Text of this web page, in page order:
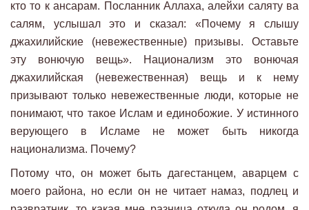
кто то к ансарам. Посланник Аллаха, алейхи саляту ва
салям, услышал это и сказал: «Почему я слышу
джахилийские (невежественные) призывы. Оставьте
эту вонючую вещь». Национализм это вонючая
джахилийская (невежественная) вещь и к нему
призывают только невежественные люди, которые не
понимают, что такое Ислам и единобожие. У истинного
верующего в Исламе не может быть никогда
национализма. Почему?
Потому что, он может быть дагестанцем, аварцем с
моего района, но если он не читает намаз, подлец и